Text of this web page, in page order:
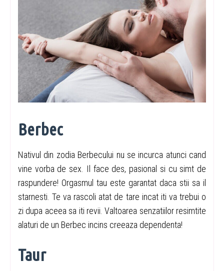
Berbec
Nativul din zodia Berbecului nu se incurca atunci cand
vine vorba de sex. Il face des, pasional si cu simt de
raspundere! Orgasmul tau este garantat daca stii sa il
starnesti. Te va rascoli atat de tare incat iti va trebui o
zi dupa aceea sa iti revii. Valtoarea senzatiilor resimtite
alaturi de un Berbec incins creeaza dependenta!
Taur